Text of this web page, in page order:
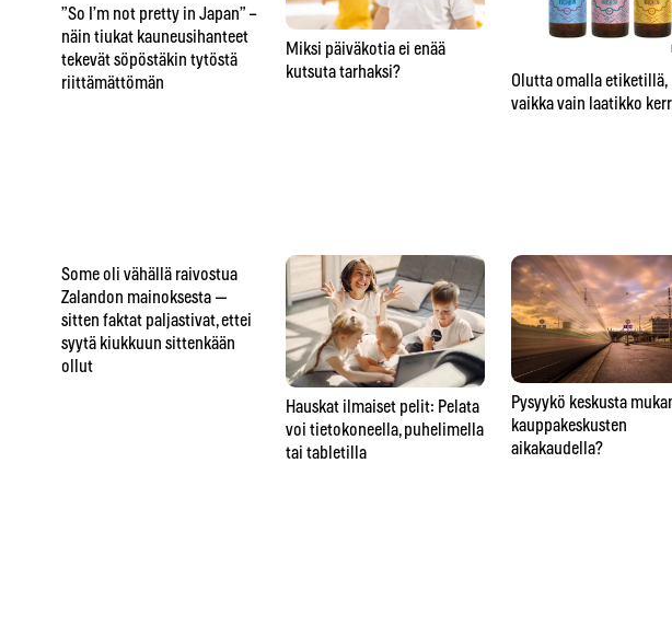
”So I’m not pretty in Japan” –
näin tiukat kauneusihanteet
tekevät söpöstäkin tytöstä
riittämättömän
Some oli vähällä raivostua
Zalandon mainoksesta —
sitten faktat paljastivat, ettei
syytä kiukkuun sittenkään
ollut
Miksi päiväkotia ei enää
kutsuta tarhaksi?
Hauskat ilmaiset pelit: Pelata
voi tietokoneella, puhelimella
tai tabletilla
Olutta omalla etiketillä,
vaikka vain laatikko
Pysyykö keskusta
kauppakeskusten
aikakaudella?